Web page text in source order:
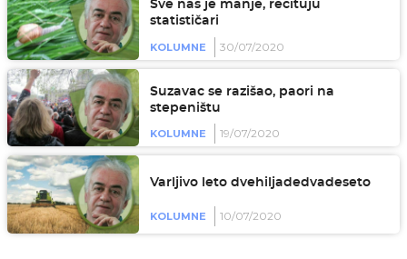
Sve nas je manje, recituju
statističari
KOLUMNE 30/07/2020
Suzavac se razišao, paori na
stepeništu
KOLUMNE 19/07/2020
Varljivo leto dvehiljadedvadeseto
KOLUMNE 10/07/2020